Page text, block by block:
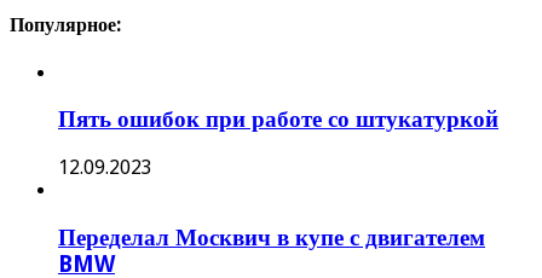
Популярное:
Пять ошибок при работе со штукатуркой
12.09.2023
Переделал Москвич в купе с двигателем
BMW